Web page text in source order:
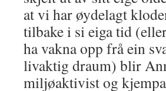
at vi har øydelagt
tilbake i si eiga tid
ha vakna opp frå ein
livaktig draum) blir
miljøaktivist og